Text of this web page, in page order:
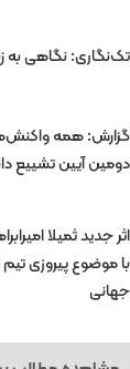
تک‌نگاری: نگاهی به
گزارش: همه
دومین آیین تشییع
اثر جدید ثمیلا
با موضوع پیروزی تیم
جهانی